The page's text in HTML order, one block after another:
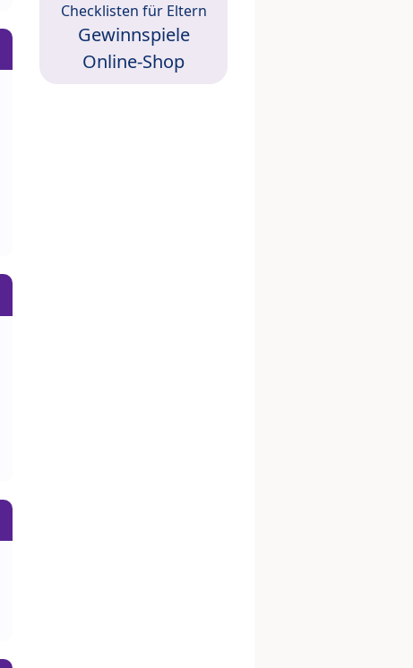
Checklisten für Eltern
Gewinnspiele
Online-Shop